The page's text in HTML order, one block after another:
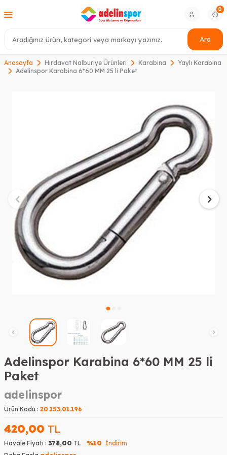
Ara
0
Anasayfa Hırdavat Nalburiye Ürünleri Karabina
Yaylı Karabina
Adelinspor Karabina 6*60 MM 25 li Paket
Adelinspor Karabina 6*60 MM 25 li
Paket
adelinspor
Ürün Kodu : 20.153.01.196
420,00 TL
Havale Fiyatı : 378,00 TL %10 İndirim